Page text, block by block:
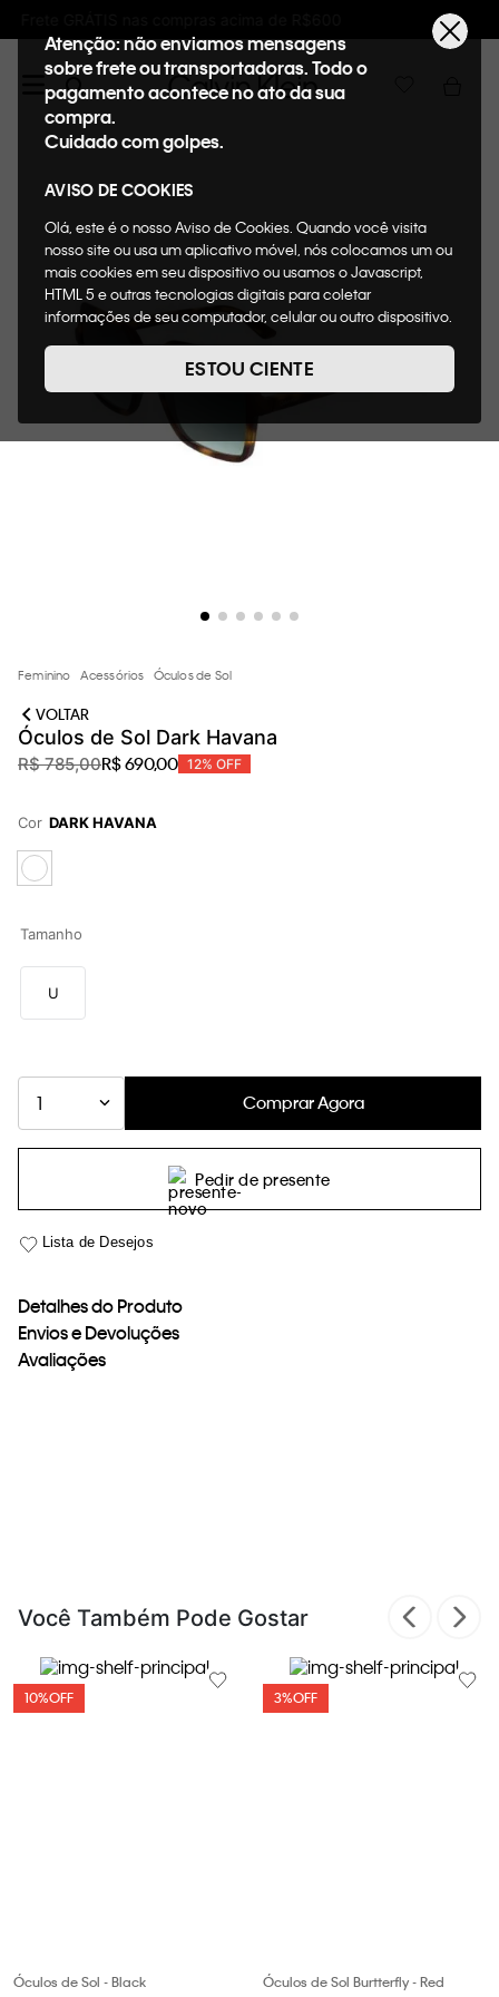
Ganhe 10% de GIFTBACK em todas as
Atenção: não enviamos mensagens
sobre frete ou transportadoras. Todo o
pagamento acontece no ato da sua
compra.
Cuidado com golpes.
AVISO DE COOKIES
Olá, este é o nosso Aviso de Cookies. Quando você visita
nosso site ou usa um aplicativo móvel, nós colocamos um ou
mais cookies em seu dispositivo ou usamos o Javascript,
HTML 5 e outras tecnologias digitais para coletar
informações de seu computador, celular ou outro dispositivo.
de cookies, informaremos quais cookies usaremos e quais
suas funções. A forma como processamos os dados
nosso Aviso de Privacidade. Quando você visita nosso site,
consideraremos isso como sua solicitação específica para
ESTOU CIENTE
Feminino Acessórios Óculos de Sol
VOLTAR
Óculos de Sol Dark Havana
R$ 785,00R$690,00 12% OFF
Cor DARK HAVANA
Tamanho
U
1 Comprar Agora
Pedir de presente
Detalhes do Produto
Envios e Devoluções
Avaliações
Você Também Pode Gostar
10%OFF
Óculos de Sol - Black
3%OFF
Óculos de Sol Burtterfly - Red